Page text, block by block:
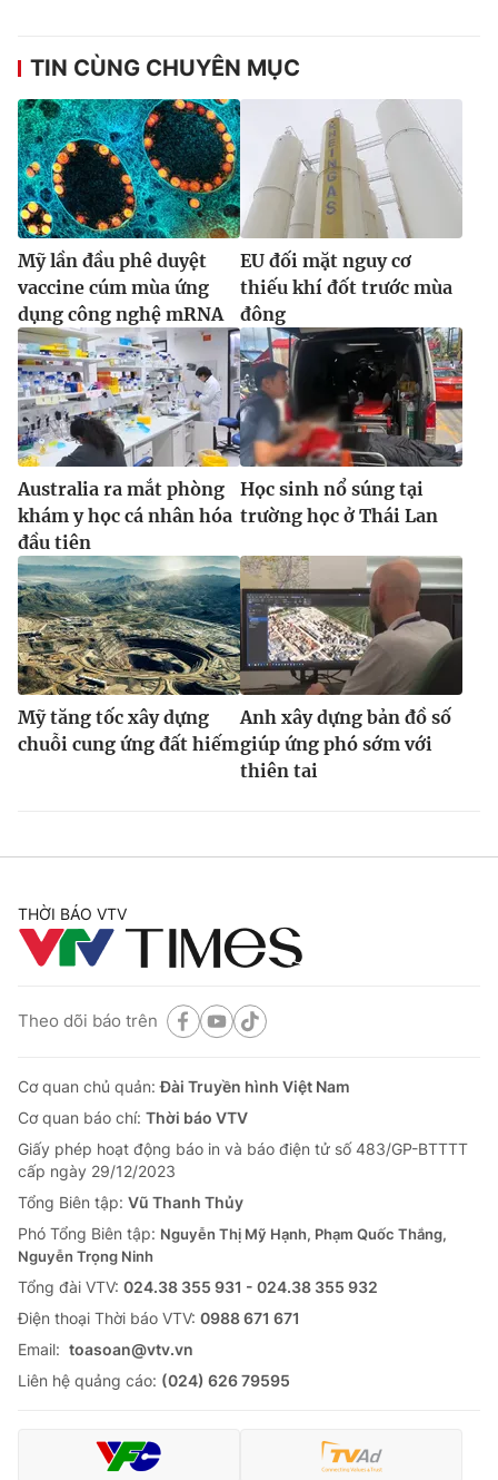
Liên hệ quảng cáo:024-7300.7108
® Cấm sao chép dưới mọi hình thức nếu không có sự chấp
thuận bằng văn bản. Ghi rõ nguồn VTV.vn khi phát hành lại
thông tin từ website này.
TIN CÙNG CHUYÊN MỤC
Mỹ lần đầu phê duyệt
vaccine cúm mùa ứng
dụng công nghệ mRNA
EU đối mặt nguy cơ
thiếu khí đốt trước mùa
đông
Australia ra mắt phòng
khám y học cá nhân hóa
đầu tiên
Học sinh nổ súng tại
trường học ở Thái Lan
Mỹ tăng tốc xây dựng
chuỗi cung ứng đất hiếm
Anh xây dựng bản đồ số
giúp ứng phó sớm với
thiên tai
THỜI BÁO VTV
Theo dõi báo trên
Cơ quan chủ quản:Đài Truyền hình Việt Nam
Cơ quan báo chí: Thời báo VTV
Giấy phép hoạt động báo in và báo điện tử số 483/GP-BTTTT
cấp ngày 29/12/2023
Tổng Biên tập: Vũ Thanh Thủy
Phó Tổng Biên tập: Nguyễn Thị Mỹ Hạnh, Phạm Quốc Thắng,
Nguyễn Trọng Ninh
Tổng đài VTV: 024.38 355 931 - 024.38 355 932
Ðiện thoại Thời báo VTV: 0988 671 671
Email: toasoan@vtv.vn
Liên hệ quảng cáo: (024) 626 79595